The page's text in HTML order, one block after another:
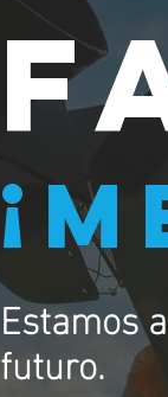
Estamos
futuro.